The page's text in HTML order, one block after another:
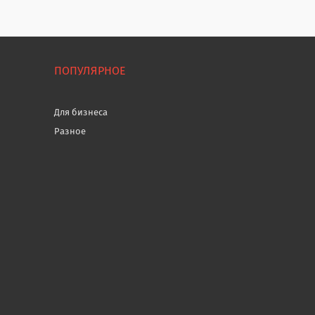
ПОПУЛЯРНОЕ
Для бизнеса
Разное